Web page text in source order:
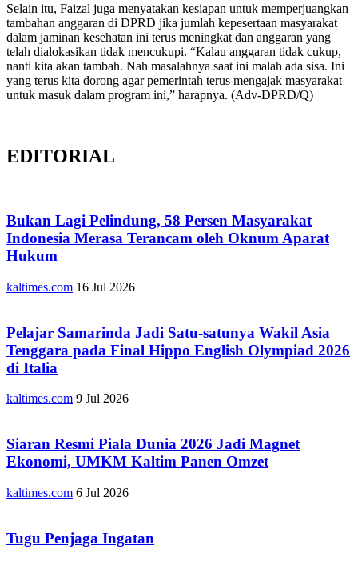
Selain itu, Faizal juga menyatakan kesiapan untuk memperjuangkan
tambahan anggaran di DPRD jika jumlah kepesertaan masyarakat
dalam jaminan kesehatan ini terus meningkat dan anggaran yang
telah dialokasikan tidak mencukupi. “Kalau anggaran tidak cukup,
nanti kita akan tambah. Nah masalahnya saat ini malah ada sisa. Ini
yang terus kita dorong agar pemerintah terus mengajak masyarakat
untuk masuk dalam program ini,” harapnya. (Adv-DPRD/Q)
EDITORIAL
Bukan Lagi Pelindung, 58 Persen Masyarakat
Indonesia Merasa Terancam oleh Oknum Aparat
Hukum
kaltimes.com 16 Jul 2026
Pelajar Samarinda Jadi Satu-satunya Wakil Asia
Tenggara pada Final Hippo English Olympiad 2026
di Italia
kaltimes.com 9 Jul 2026
Siaran Resmi Piala Dunia 2026 Jadi Magnet
Ekonomi, UMKM Kaltim Panen Omzet
kaltimes.com 6 Jul 2026
Tugu Penjaga Ingatan